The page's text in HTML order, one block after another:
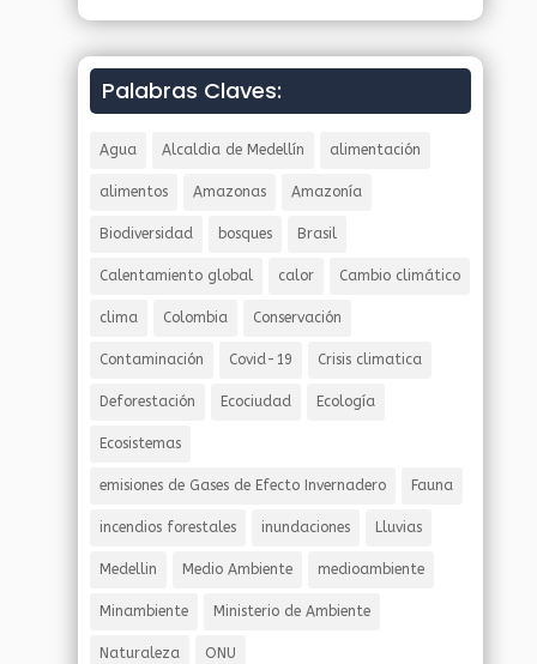
Palabras Claves:
Agua Alcaldia de Medellín alimentación
alimentos Amazonas Amazonía
Biodiversidad bosques Brasil
Calentamiento global calor Cambio climático
clima Colombia Conservación
Contaminación Covid-19 Crisis climatica
Deforestación Ecociudad Ecología
Ecosistemas
emisiones de Gases de Efecto Invernadero Fauna
incendios forestales inundaciones Lluvias
Medellin Medio Ambiente medioambiente
Minambiente Ministerio de Ambiente
Naturaleza ONU